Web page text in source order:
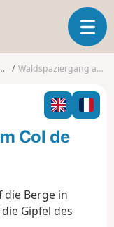
T
o
g
l
n
Waldspaziergang ab dem Col de Turini
Col de
die Berge in
Gipfel des